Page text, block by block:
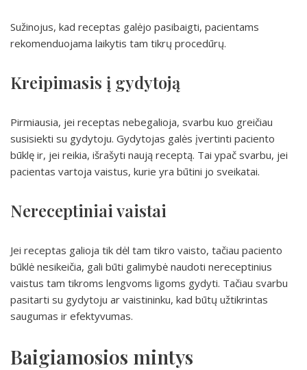
Sužinojus, kad receptas galėjo pasibaigti, pacientams
rekomenduojama laikytis tam tikrų procedūrų.
Kreipimasis į gydytoją
Pirmiausia, jei receptas nebegalioja, svarbu kuo greičiau
susisiekti su gydytoju. Gydytojas galės įvertinti paciento
būklę ir, jei reikia, išrašyti naują receptą. Tai ypač svarbu, jei
pacientas vartoja vaistus, kurie yra būtini jo sveikatai.
Nereceptiniai vaistai
Jei receptas galioja tik dėl tam tikro vaisto, tačiau paciento
būklė nesikeičia, gali būti galimybė naudoti nereceptinius
vaistus tam tikroms lengvoms ligoms gydyti. Tačiau svarbu
pasitarti su gydytoju ar vaistininku, kad būtų užtikrintas
saugumas ir efektyvumas.
Baigiamosios mintys